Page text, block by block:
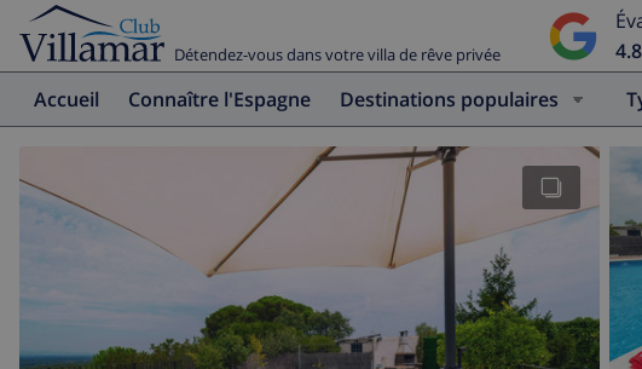
Détendez-vous dans votre villa de rêve privée
4.8
Accueil Connaître l'Espagne Destinations populaires